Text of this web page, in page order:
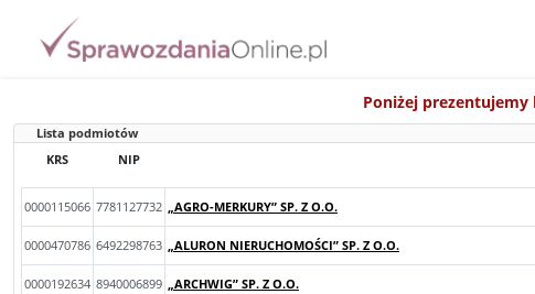
Poniżej prezentujemy
Lista podmiotów
KRS
NIP
0000115066 7781127732 „AGRO-MERKURY” SP. Z O.O.
0000470786 6492298763 „ALURON NIERUCHOMOŚCI” SP. Z O.O.
0000192634 8940006899 „ARCHWIG” SP. Z O.O.